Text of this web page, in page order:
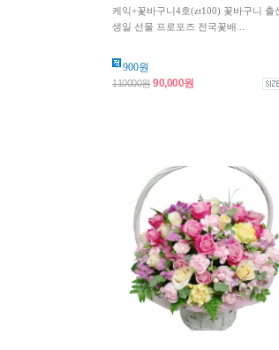
케익+꽃바구니4호(zt100) 꽃바구니 출
생일 선물 프로포즈 전국꽃배...
900원
110000원90,000원